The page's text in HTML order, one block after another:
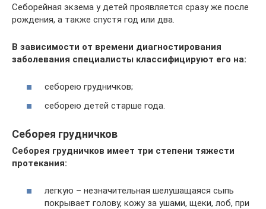
Себорейная экзема у детей проявляется сразу же после
рождения, а также спустя год или два.
В зависимости от времени диагностирования
заболевания специалисты классифицируют его на:
себорею грудничков;
себорею детей старше года.
Себорея грудничков
Себорея грудничков имеет три степени тяжести
протекания:
легкую – незначительная шелушащаяся сыпь
покрывает голову, кожу за ушами, щеки, лоб, при